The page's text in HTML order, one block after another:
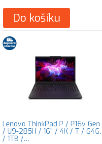
Do košíku
Lenovo ThinkPad P / P16v Gen
/ U9-285H / 16" / 4K / T /
/ 1TB /…